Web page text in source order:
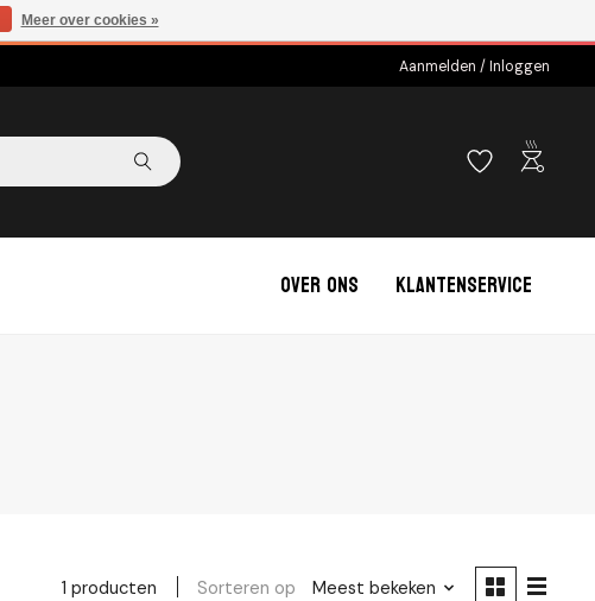
Aanmelden / Inloggen
outdoor_grill
Over ons Klantenservice
1 producten Sorteren op Meest bekeken
Meer over cookies »